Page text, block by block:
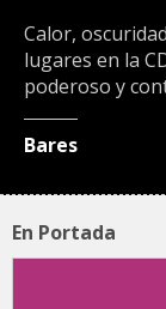
Calor,
lugares en la
poderoso y
Bares
En Portada